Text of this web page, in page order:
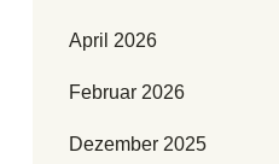
April 2026
Februar 2026
Dezember 2025